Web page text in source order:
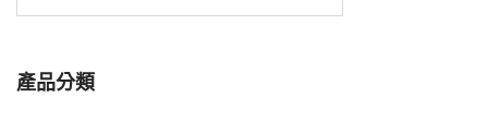
產品分類